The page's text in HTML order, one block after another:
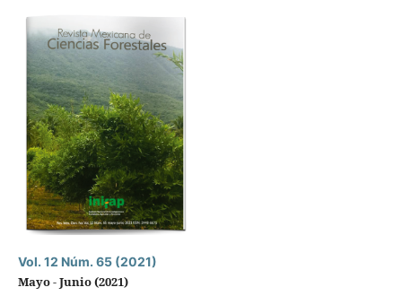
Vol. 12 Núm. 65 (2021)
Mayo - Junio (2021)